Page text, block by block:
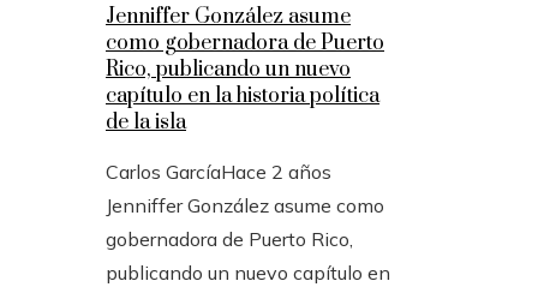
Jenniffer González asume
como gobernadora de Puerto
Rico, publicando un nuevo
capítulo en la historia política
de la isla
Carlos GarcíaHace 2 años
Jenniffer González asume como
gobernadora de Puerto Rico,
publicando un nuevo capítulo en